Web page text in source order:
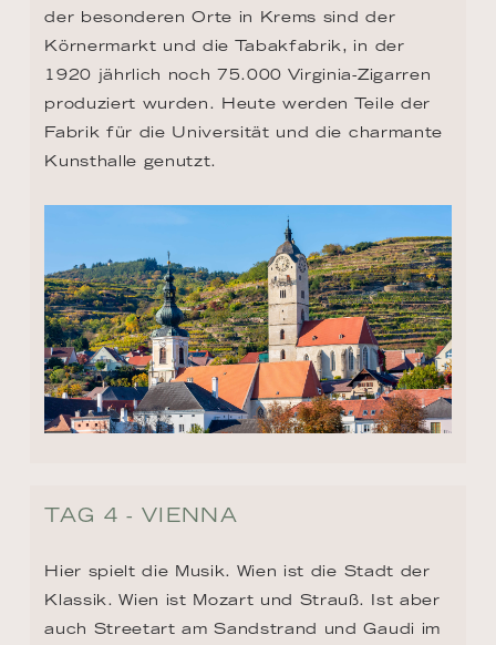
der besonderen Orte in Krems sind der
Körnermarkt und die Tabakfabrik, in der
1920 jährlich noch 75.000 Virginia-Zigarren
produziert wurden. Heute werden Teile der
Fabrik für die Universität und die charmante
Kunsthalle genutzt.
TAG 4 - VIENNA
Hier spielt die Musik. Wien ist die Stadt der
Klassik. Wien ist Mozart und Strauß. Ist aber
auch Streetart am Sandstrand und Gaudi im